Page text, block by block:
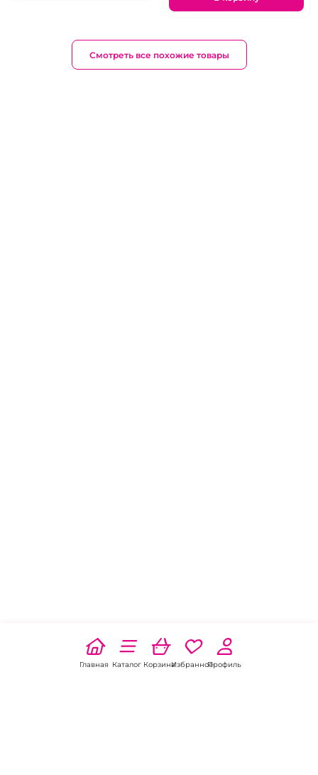
Смотреть все похожие товары
Главная Каталог КорзинаИзбранноеПрофиль